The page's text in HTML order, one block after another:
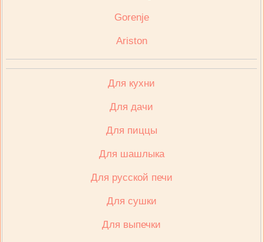
Gorenje
Ariston
Для кухни
Для дачи
Для пиццы
Для шашлыка
Для русской печи
Для сушки
Для выпечки